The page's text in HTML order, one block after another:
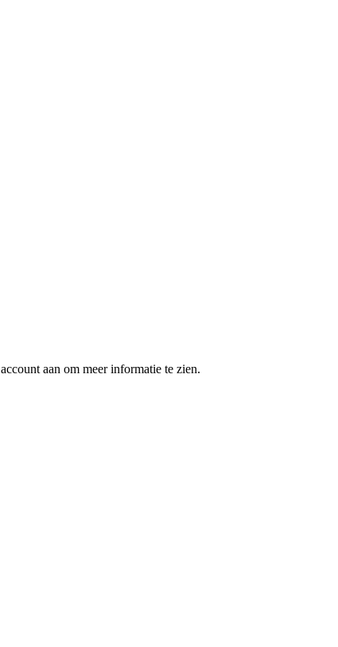
aan om meer informatie te zien.